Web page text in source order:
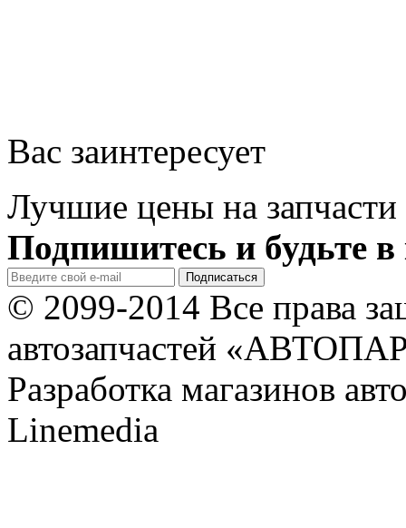
Вас заинтересует
Лучшие цены на запчасти
Подпишитесь и будьте в
© 2099-2014 Все права
автозапчастей
Разработка магазинов
Linemedia